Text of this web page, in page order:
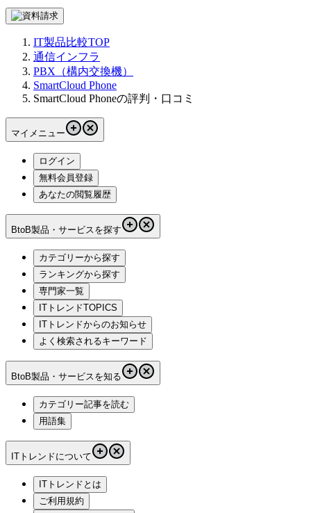
IT製品比較TOP
通信インフラ
PBX（構内交換機）
SmartCloud Phone
SmartCloud Phoneの評判・口コミ
マイメニュー
ログイン
無料会員登録
あなたの閲覧履歴
BtoB製品・サービスを探す
カテゴリーから探す
ランキングから探す
専門家一覧
ITトレンドTOPICS
ITトレンドからのお知らせ
よく検索されるキーワード
BtoB製品・サービスを知る
カテゴリー記事を読む
用語集
ITトレンドについて
ITトレンドとは
ご利用規約